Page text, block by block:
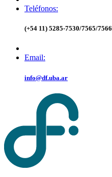
Teléfonos:
(+54 11) 5285-7530/7565/7566
Email:
info@df.uba.ar